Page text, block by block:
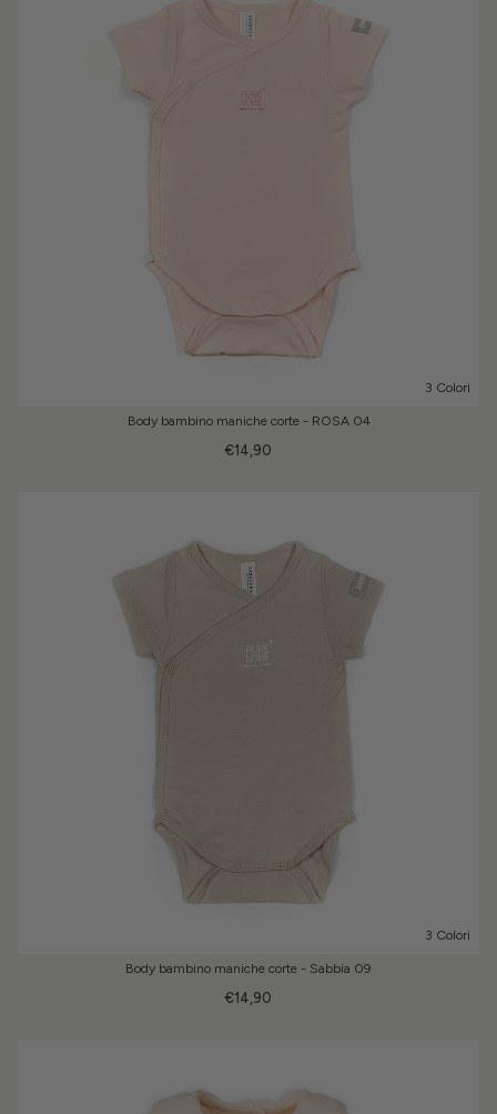
3 Colori
Body bambino maniche corte - ROSA 04
€14,90
3 Colori
Body bambino maniche corte - Sabbia 09
€14,90